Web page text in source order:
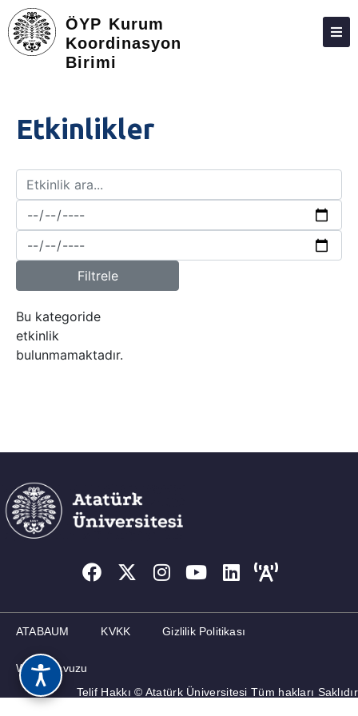
ÖYP Kurum
Koordinasyon
Birimi
GIZLILIK POLITIKASI
Etkinlikler
Filtrele
Bu kategoride
etkinlik
bulunmamaktadır.
ATABAUM KVKK Gizlilik Politikası
Web Kılavuzu
Telif Hakkı © Atatürk Üniversitesi Tüm hakları Saklıdır